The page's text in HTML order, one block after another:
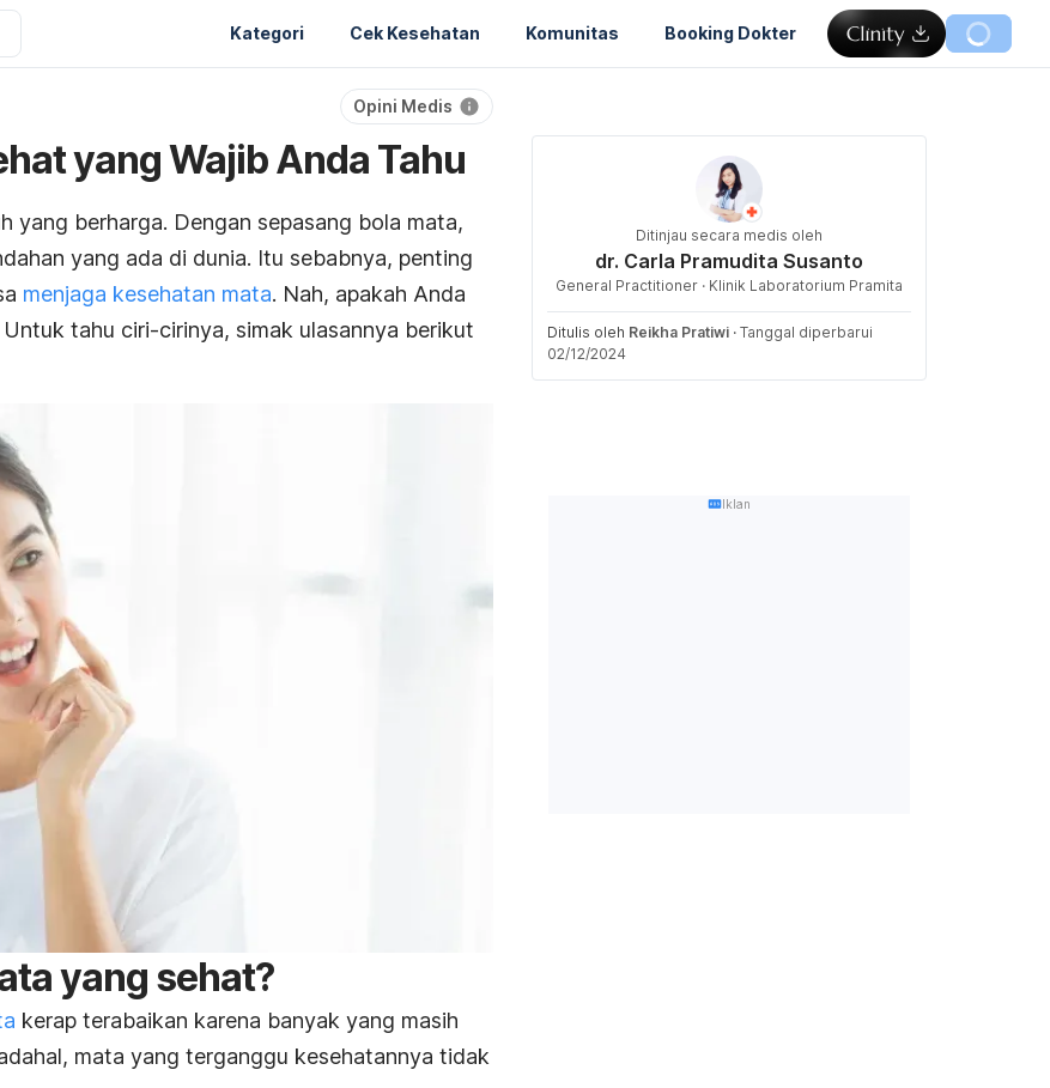
Kategori Cek Kesehatan Komunitas Booking Dokter
Opini Medis
yang Wajib Anda Tahu
yang berharga. Dengan sepasang bola mata,
yang ada di dunia. Itu sebabnya, penting
menjaga kesehatan mata. Nah, apakah Anda
tahu ciri-cirinya, simak ulasannya berikut
yang sehat?
kerap terabaikan karena banyak yang masih
mata yang terganggu kesehatannya tidak
Ditinjau secara medis oleh
dr. Carla Pramudita Susanto
General Practitioner · Klinik Laboratorium Pramita
Ditulis oleh Reikha Pratiwi · Tanggal diperbarui
02/12/2024
Iklan